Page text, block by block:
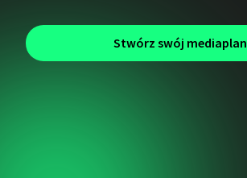
Stwórz swój mediaplan